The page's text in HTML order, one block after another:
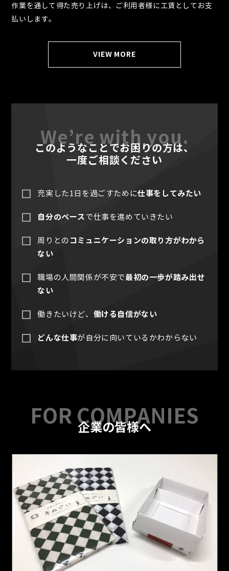
作業を通して得た売り上げは、ご利用者様に工賃としてお支
払いします。
VIEW MORE
このようなことでお困りの方は、
一度ご相談ください
充実した1日を過ごすために仕事をしてみたい
自分のペースで仕事を進めていきたい
周りとの コミュニケーションの取り方がわから
ない
職場の人間関係が不安で最初の一歩が踏み出せ
ない
働きたいけど、 働ける自信がない
どんな仕事が自分に向いているかわからない
企業の皆様へ